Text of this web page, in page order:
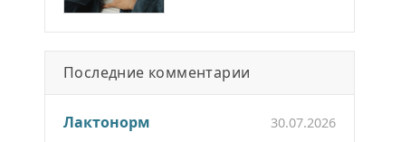
Последние комментарии
Лактонорм
30.07.2026